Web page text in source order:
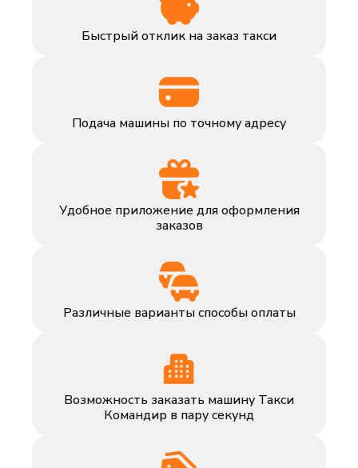
Быстрый отклик на заказ такси
Подача машины по точному адресу
Удобное приложение для оформления
заказов
Различные варианты способы оплаты
Возможность заказать машину Такси
Командир в пару секунд